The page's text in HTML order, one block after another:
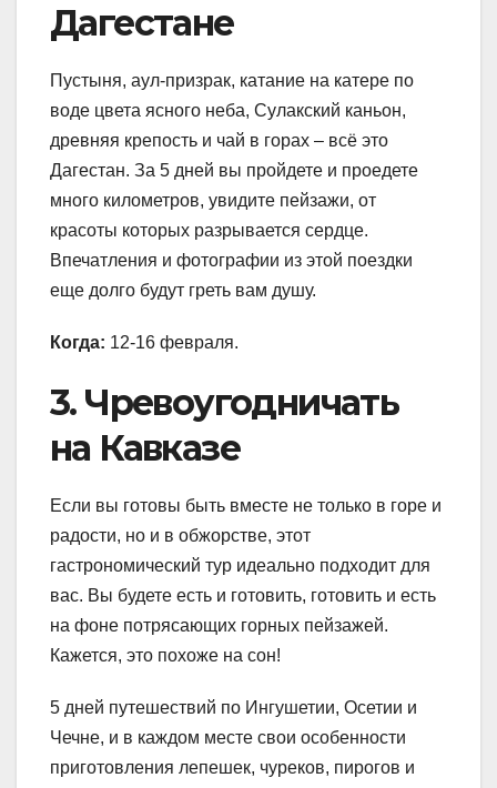
Дагестане
Пустыня, аул-призрак, катание на катере по
воде цвета ясного неба, Сулакский каньон,
древняя крепость и чай в горах – всё это
Дагестан. За 5 дней вы пройдете и проедете
много километров, увидите пейзажи, от
красоты которых разрывается сердце.
Впечатления и фотографии из этой поездки
еще долго будут греть вам душу.
Когда: 12-16 февраля.
3. Чревоугодничать
на Кавказе
Если вы готовы быть вместе не только в горе и
радости, но и в обжорстве, этот
гастрономический тур идеально подходит для
вас. Вы будете есть и готовить, готовить и есть
на фоне потрясающих горных пейзажей.
Кажется, это похоже на сон!
5 дней путешествий по Ингушетии, Осетии и
Чечне, и в каждом месте свои особенности
приготовления лепешек, чуреков, пирогов и